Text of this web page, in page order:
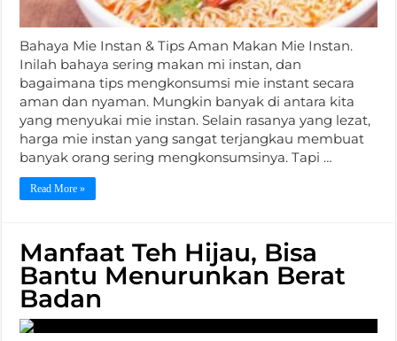
Bahaya Mie Instan & Tips Aman Makan Mie Instan.
Inilah bahaya sering makan mi instan, dan
bagaimana tips mengkonsumsi mie instant secara
aman dan nyaman. Mungkin banyak di antara kita
yang menyukai mie instan. Selain rasanya yang lezat,
harga mie instan yang sangat terjangkau membuat
banyak orang sering mengkonsumsinya. Tapi …
Read More »
Manfaat Teh Hijau, Bisa
Bantu Menurunkan Berat
Badan